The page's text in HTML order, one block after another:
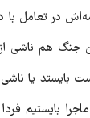
در تعامل
جنگ هم ناشی
بایستد یا
بایستیم